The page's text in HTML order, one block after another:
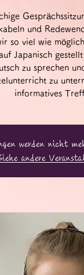
und
so viel wie
Japanisch
zu sprechen
zu
informatives
werden nicht
andere